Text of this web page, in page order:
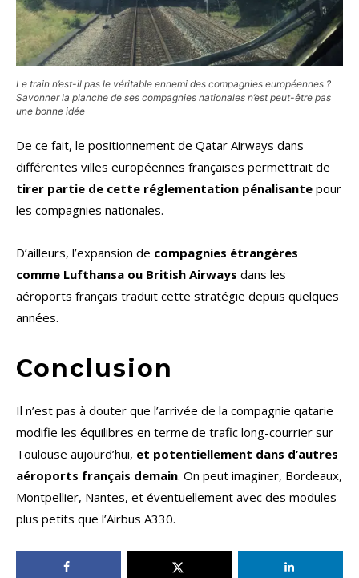
Le train n’est-il pas le véritable ennemi des compagnies européennes ?
Savonner la planche de ses compagnies nationales n’est peut-être pas
une bonne idée
De ce fait, le positionnement de Qatar Airways dans
différentes villes européennes françaises permettrait de
tirer partie de cette réglementation pénalisante pour
les compagnies nationales.
D’ailleurs, l’expansion de compagnies étrangères
comme Lufthansa ou British Airways dans les
aéroports français traduit cette stratégie depuis quelques
années.
Conclusion
Il n’est pas à douter que l’arrivée de la compagnie qatarie
modifie les équilibres en terme de trafic long-courrier sur
Toulouse aujourd’hui, et potentiellement dans d’autres
aéroports français demain. On peut imaginer, Bordeaux,
Montpellier, Nantes, et éventuellement avec des modules
plus petits que l’Airbus A330.